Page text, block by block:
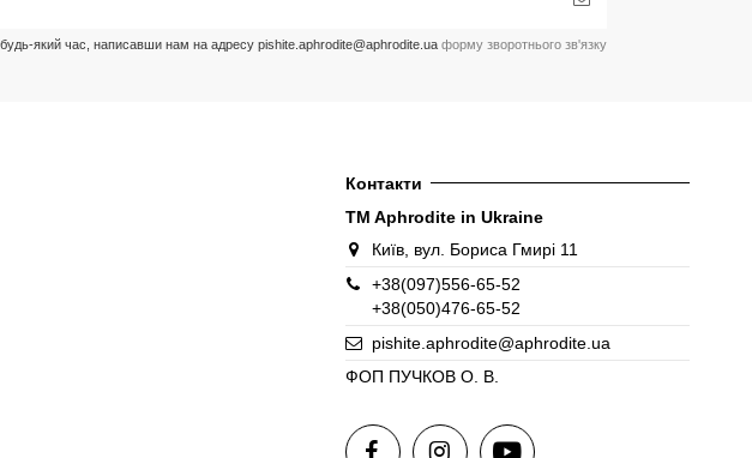
який час, написавши нам на адресу pishite.aphrodite@aphrodite.uaформу зворотнього зв'язку
Контакти
TM Aphrodite in Ukraine
Київ, вул. Бориса Гмирі 11
+38(097)556-65-52
+38(050)476-65-52
pishite.aphrodite@aphrodite.ua
ФОП ПУЧКОВ О. В.